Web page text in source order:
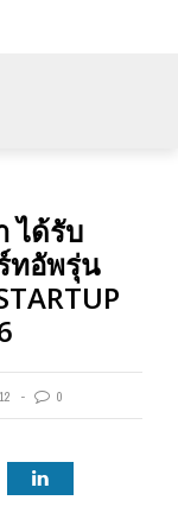
ได้รับ
ทอัพรุ่น
0